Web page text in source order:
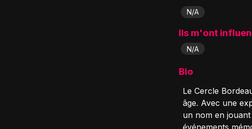
N/A
Ils m'ont
N/A
Bio
Le Cercle
âge. Avec une
un nom en